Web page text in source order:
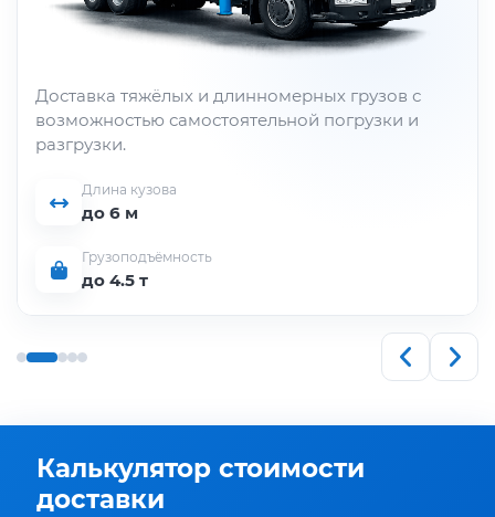
Доставка тяжёлых и длинномерных грузов с
возможностью самостоятельной погрузки и
разгрузки.
Длина кузова
до 6 м
Грузоподъёмность
до 4.5 т
Калькулятор стоимости
доставки